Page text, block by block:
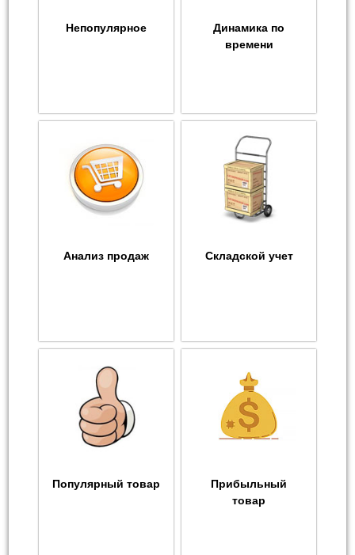
Непопулярное
Динамика по
времени
Анализ продаж Складской учет
Популярный товар
Прибыльный
товар